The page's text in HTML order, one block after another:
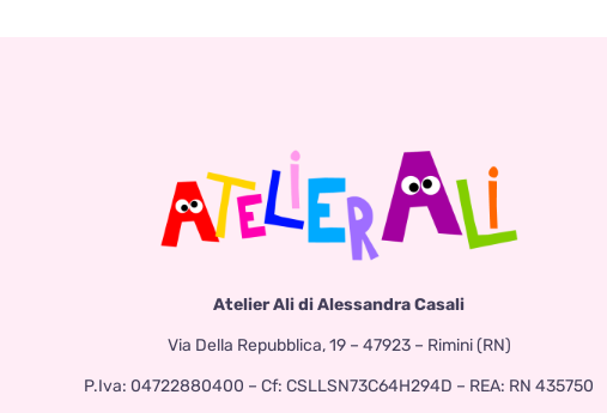
Atelier Ali di Alessandra Casali
Via Della Repubblica, 19 – 47923 – Rimini (RN)
P.Iva: 04722880400 – Cf: CSLLSN73C64H294D – REA: RN 435750